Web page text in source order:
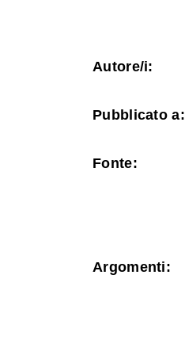
Autore/i:
Pubblicato a:
Fonte:
Argomenti: